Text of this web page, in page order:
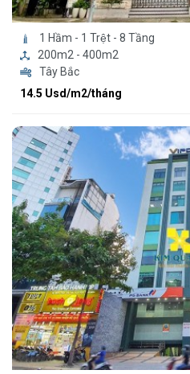
1 Hầm - 1 Trệt - 8 Tầng
200m2 - 400m2
Tây Bắc
14.5 Usd/m2/tháng